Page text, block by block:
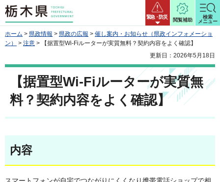
栃木県 緊急・防災
閲覧補助
検索
メニュー
ホーム > 県政情報 > 県政の広報 > 催し案内・お知らせ（県政インフォメーショ
ン）
> 注意 > 【据置型Wi-Fiルーターが実質無料？契約内容をよく確認】
更新日：2026年5月18日
【据置型Wi-Fiルーターが実質無
料？契約内容をよく確認】
内容